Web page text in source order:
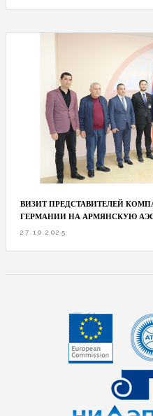
ВИЗИТ ПРЕДСТАВИТЕЛЕЙ
ГЕРМАНИИ НА АРМЯНСКУЮ
27.10.2025